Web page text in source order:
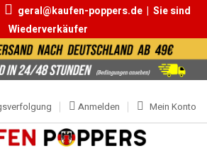
geral@kaufen-poppers.de | Sie sind
Wiederverkäufer
Mein Konto
Anmelden